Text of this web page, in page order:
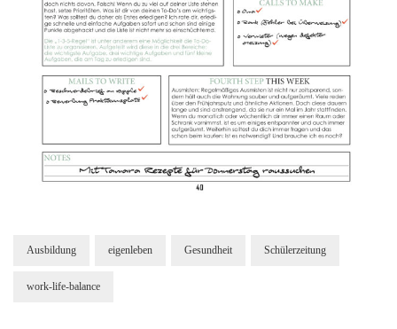
Ausbildung eigenleben Gesundheit Schülerzeitung
work-life-balance